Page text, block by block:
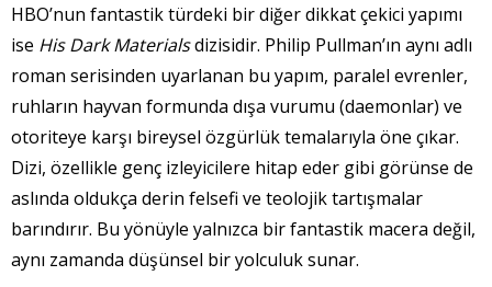
HBO’nun fantastik türdeki bir diğer dikkat çekici yapımı
ise His Dark Materialsdizisidir. Philip Pullman’ın aynı adlı
roman serisinden uyarlanan bu yapım, paralel evrenler,
ruhların hayvan formunda dışa vurumu (daemonlar) ve
otoriteye karşı bireysel özgürlük temalarıyla öne çıkar.
Dizi, özellikle genç izleyicilere hitap eder gibi görünse de
aslında oldukça derin felsefi ve teolojik tartışmalar
barındırır. Bu yönüyle yalnızca bir fantastik macera değil,
aynı zamanda düşünsel bir yolculuk sunar.